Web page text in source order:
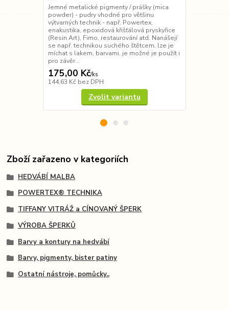
Jemné metalické pigmenty / prášky (mica
powder) - pudry vhodné pro většinu
výtvarných technik - např. Powertex,
enakustika, epoxidová křišťálová pryskyřice
(Resin Art), Fimo, restaurování atd. Nanášejí
se např. technikou suchého štětcem, lze je
míchat s lakem, barvami, je možné je použít i
pro závěr...
175,00 Kč/ks
144,63 Kč bez DPH
Zvolit variantu
Zboží zařazeno v kategoriích
HEDVÁBÍ MALBA
POWERTEX® TECHNIKA
TIFFANY VITRÁŽ a CÍNOVANÝ ŠPERK
VÝROBA ŠPERKŮ
Barvy a kontury na hedvábí
Barvy, pigmenty, bister patiny
Ostatní nástroje, pomůcky..